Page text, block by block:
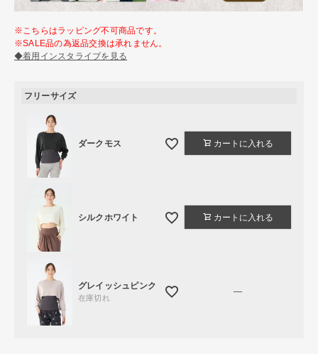
※こちらはラッピング不可商品です。
※SALE品の為返品交換は承れません。
◆着用インスタライブを見る
フリーサイズ
ダークモス カートに入れる
シルクホワイト カートに入れる
グレイッシュピンク
在庫切れ
—